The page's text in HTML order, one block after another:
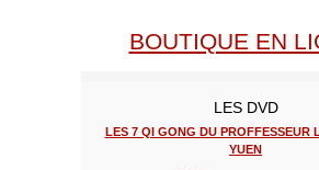
BOUTIQUE EN
LES DVD
LES 7 QI GONG DU PROFFESSEUR
YUEN